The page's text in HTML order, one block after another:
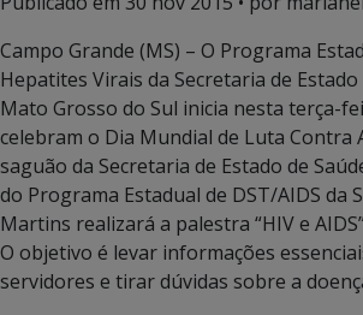
Campo Grande (MS) – O Programa
Hepatites Virais da Secretaria de Estado
Mato Grosso do Sul inicia nesta terça-
celebram o Dia Mundial de Luta Contra
saguão da Secretaria de Estado de
do Programa Estadual de DST/AIDS da
Martins realizará a palestra “HIV e
O objetivo é levar informações
servidores e tirar dúvidas sobre a